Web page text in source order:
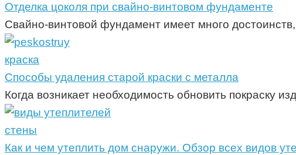
Отделка цоколя при свайно-винтовом фундаменте
Свайно-винтовой фундамент имеет много
краска
Способы удаления старой краски с металла
Когда возникает необходимость обновить покраску
стены
Как и чем утеплить дом снаружи. Обзор всех видов